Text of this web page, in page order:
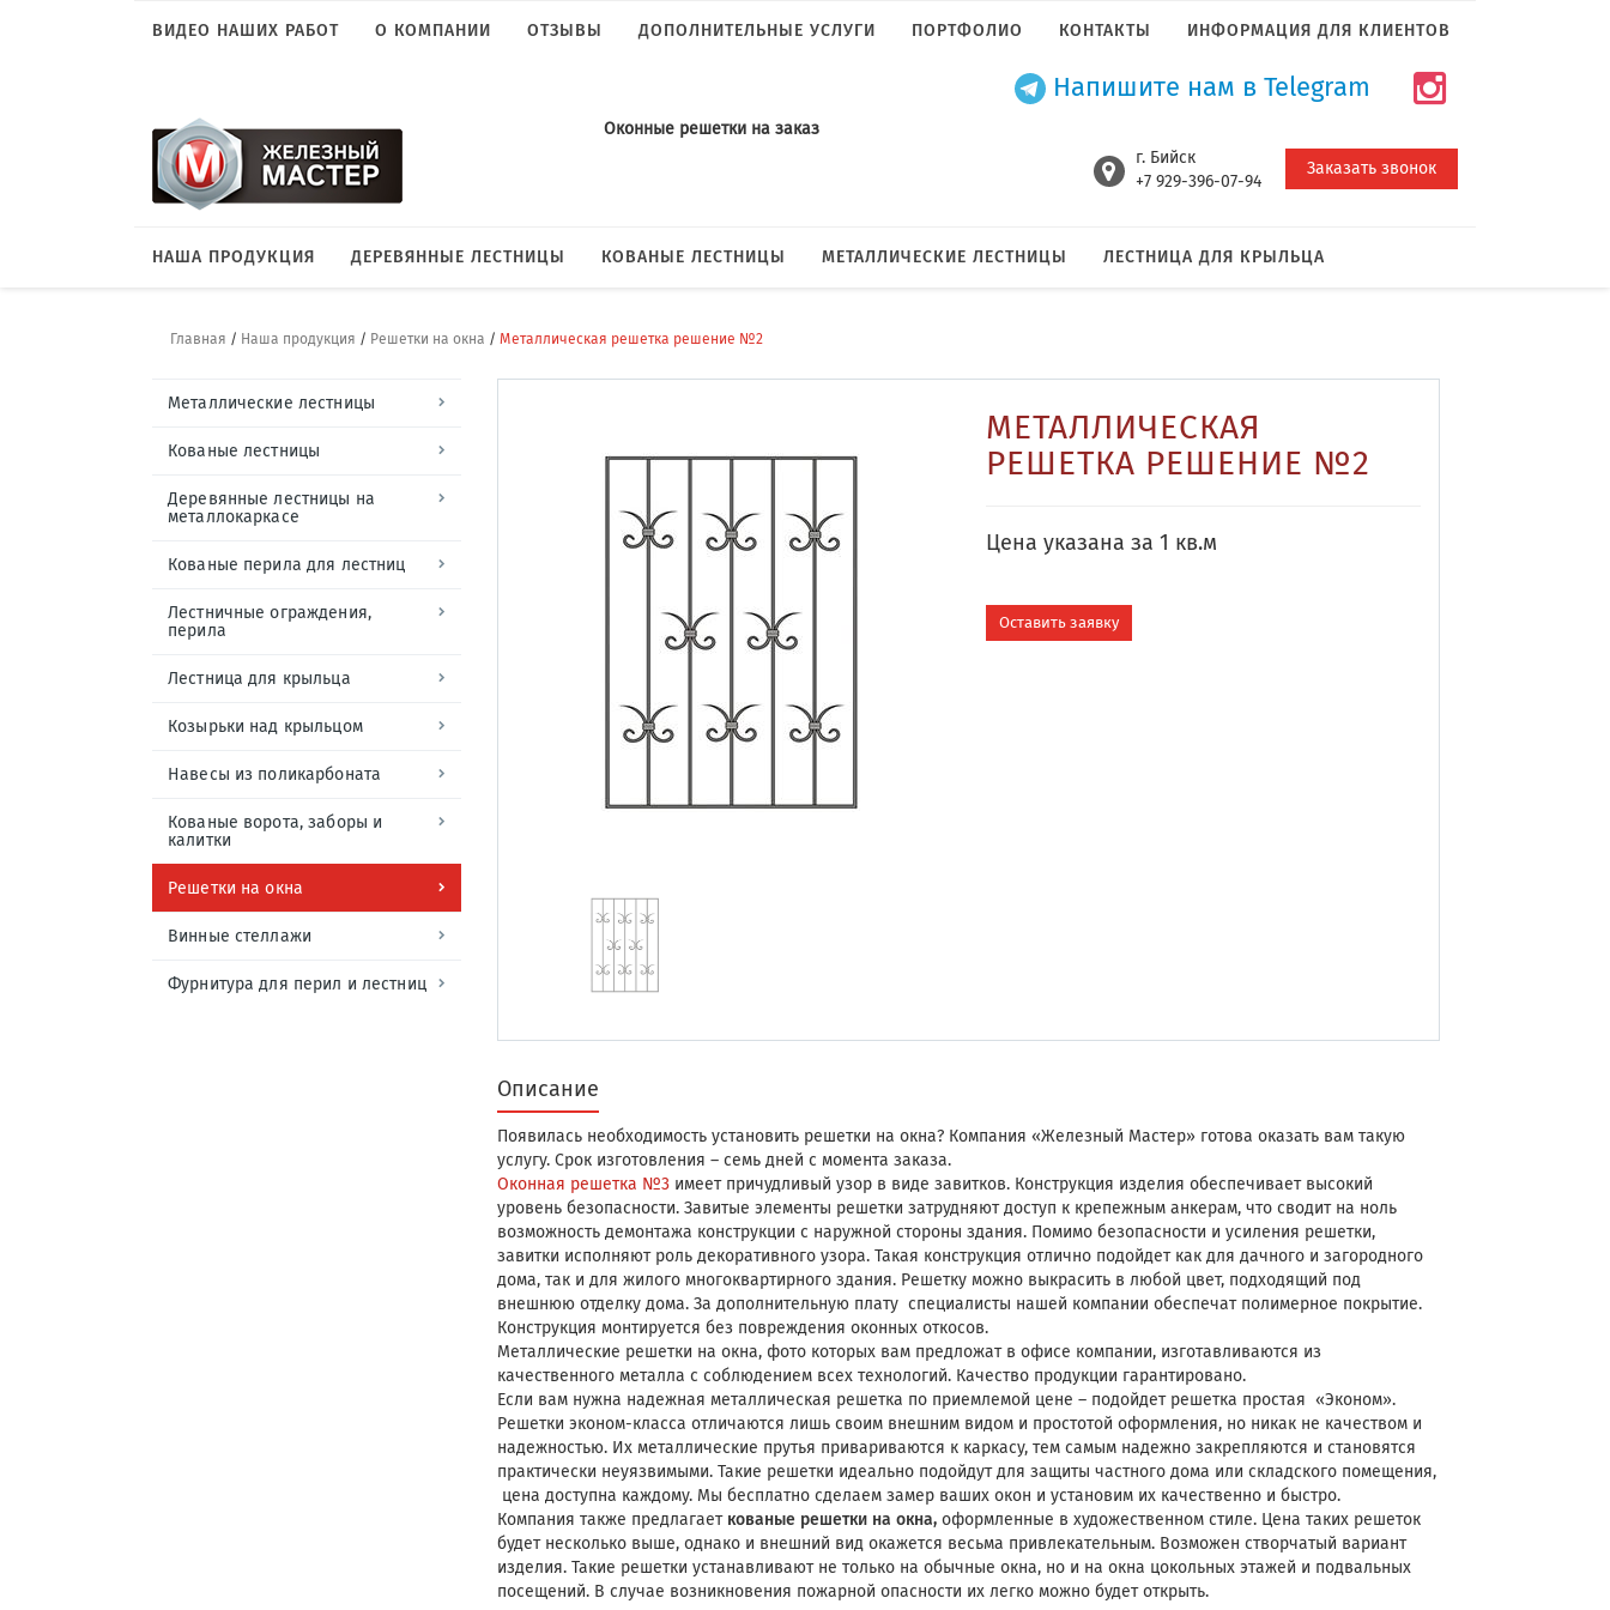
ВИДЕО НАШИХ РАБОТ О КОМПАНИИ ОТЗЫВЫ ДОПОЛНИТЕЛЬНЫЕ УСЛУГИ ПОРТФОЛИО КОНТАКТЫ ИНФОРМАЦИЯ ДЛЯ КЛИЕНТОВ
Напишите нам в Telegram
Оконные решетки на заказ
Заказать звонок
г. Бийск
+7 929-396-07-94
НАША ПРОДУКЦИЯ ДЕРЕВЯННЫЕ ЛЕСТНИЦЫ КОВАНЫЕ ЛЕСТНИЦЫ МЕТАЛЛИЧЕСКИЕ ЛЕСТНИЦЫ ЛЕСТНИЦА ДЛЯ КРЫЛЬЦА
Главная / Наша продукция / Решетки на окна / Металлическая решетка решение №2
Металлические лестницы
Кованые лестницы
Деревянные лестницы на
металлокаркасе
Кованые перила для лестниц
Лестничные ограждения,
перила
Лестница для крыльца
Козырьки над крыльцом
Навесы из поликарбоната
Кованые ворота, заборы и
калитки
Решетки на окна
Винные стеллажи
Фурнитура для перил и лестниц
МЕТАЛЛИЧЕСКАЯ
РЕШЕТКА РЕШЕНИЕ №2
Цена указана за 1 кв.м
Оставить заявку
Описание
Появилась необходимость установить решетки на окна? Компания «Железный Мастер» готова оказать вам такую
услугу. Срок изготовления – семь дней с момента заказа.
Оконная решетка №3 имеет причудливый узор в виде завитков. Конструкция изделия обеспечивает высокий
уровень безопасности. Завитые элементы решетки затрудняют доступ к крепежным анкерам, что сводит на ноль
возможность демонтажа конструкции с наружной стороны здания. Помимо безопасности и усиления решетки,
завитки исполняют роль декоративного узора. Такая конструкция отлично подойдет как для дачного и загородного
дома, так и для жилого многоквартирного здания. Решетку можно выкрасить в любой цвет, подходящий под
внешнюю отделку дома. За дополнительную плату специалисты нашей компании обеспечат полимерное покрытие.
Конструкция монтируется без повреждения оконных откосов.
Металлические решетки на окна, фото которых вам предложат в офисе компании, изготавливаются из
качественного металла с соблюдением всех технологий. Качество продукции гарантировано.
Если вам нужна надежная металлическая решетка по приемлемой цене – подойдет решетка простая «Эконом».
Решетки эконом-класса отличаются лишь своим внешним видом и простотой оформления, но никак не качеством и
надежностью. Их металлические прутья привариваются к каркасу, тем самым надежно закрепляются и становятся
практически неуязвимыми. Такие решетки идеально подойдут для защиты частного дома или складского помещения,
цена доступна каждому. Мы бесплатно сделаем замер ваших окон и установим их качественно и быстро.
Компания также предлагает кованые решетки на окна, оформленные в художественном стиле. Цена таких решеток
будет несколько выше, однако и внешний вид окажется весьма привлекательным. Возможен створчатый вариант
изделия. Такие решетки устанавливают не только на обычные окна, но и на окна цокольных этажей и подвальных
посещений. В случае возникновения пожарной опасности их легко можно будет открыть.